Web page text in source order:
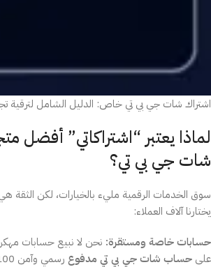
اشتراك شات جي بي تي خاص: الدليل الشامل لترقية
لماذا يعتبر “اشتراكاتي” أفضل
شات جي بي تي؟
سوق الخدمات الرقمية مليء بالخيارات، لكن الثقة هي
يختارنا آلاف العملاء:
حسابات خاصة ومستقرة: نحن لا نبيع حسابات
على حساب شات جي بي تي مدفوع رسمي وآمن 100%.